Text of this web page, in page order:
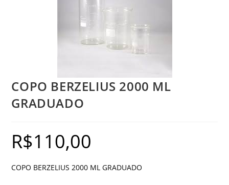
COPO BERZELIUS 2000 ML
GRADUADO
R$110,00
COPO BERZELIUS 2000 ML GRADUADO